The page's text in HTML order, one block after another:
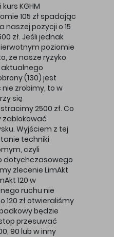
KGHM
105 zł spadając
pozycji o 15
zł. Jeśli jednak
poziomie
że nasze ryzyko
aktualnego
(130) jest
nie zrobimy, to w
się
2500 zł. Co
zablokować
Wyjściem z tej
techniki
czyli
dotychczasowego
zlecenie LimAkt
120 w
ruchu nie
120 zł otwieraliśmy
będzie
przesuwać
90 lub w inny